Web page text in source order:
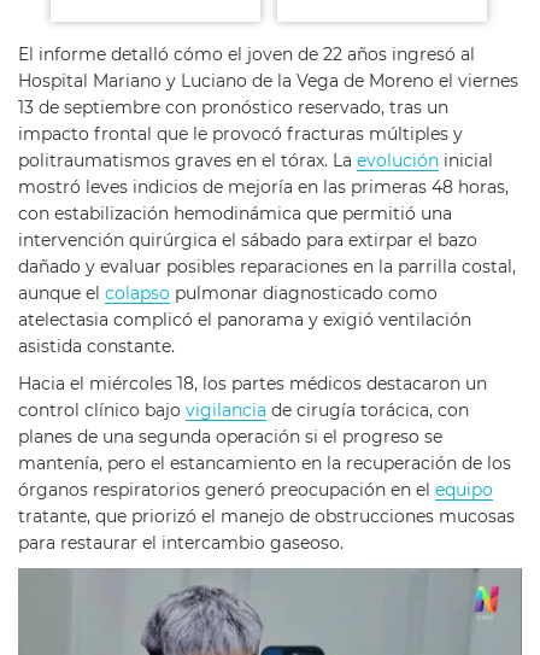
El informe detalló cómo el joven de 22 años ingresó al
Hospital Mariano y Luciano de la Vega de Moreno el viernes
13 de septiembre con pronóstico reservado, tras un
impacto frontal que le provocó fracturas múltiples y
politraumatismos graves en el tórax. La evolución inicial
mostró leves indicios de mejoría en las primeras 48 horas,
con estabilización hemodinámica que permitió una
intervención quirúrgica el sábado para extirpar el bazo
dañado y evaluar posibles reparaciones en la parrilla costal,
aunque el colapso pulmonar diagnosticado como
atelectasia complicó el panorama y exigió ventilación
asistida constante.
Hacia el miércoles 18, los partes médicos destacaron un
control clínico bajo vigilancia de cirugía torácica, con
planes de una segunda operación si el progreso se
mantenía, pero el estancamiento en la recuperación de los
órganos respiratorios generó preocupación en el equipo
tratante, que priorizó el manejo de obstrucciones mucosas
para restaurar el intercambio gaseoso.